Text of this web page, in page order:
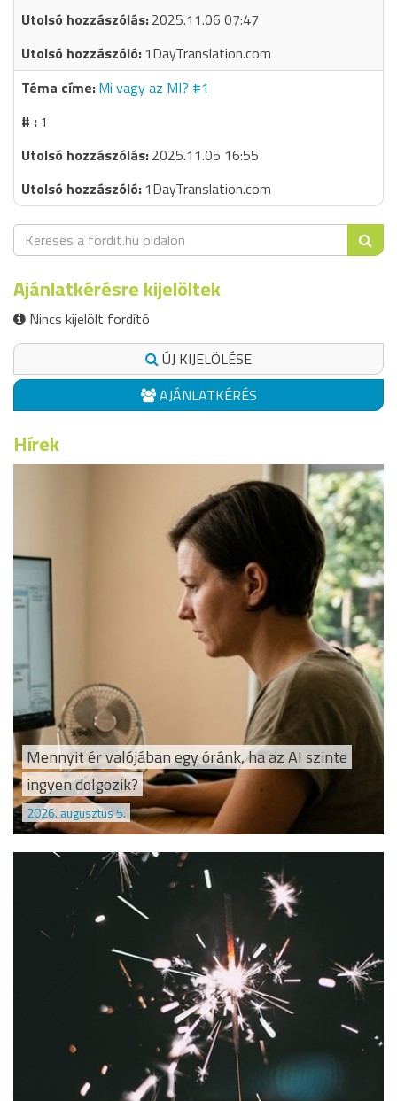
2025.11.06 07:47
1DayTranslation.com
Mi vagy az MI? #1
1
2025.11.05 16:55
1DayTranslation.com
Ajánlatkérésre kijelöltek
Nincs kijelölt fordító
ÚJ KIJELÖLÉSE
AJÁNLATKÉRÉS
Hírek
Mennyit ér valójában egy óránk, ha az AI szinte
ingyen dolgozik?
2026. augusztus 5.